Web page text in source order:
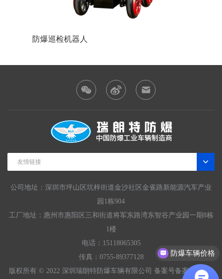
防爆巡检机器人
友情链接
公司地址：深圳市坪山区坑梓街道金沙社区金雀路新能源汽车产业
园1栋904
工厂地址：惠州市惠阳区三和街道将军东路湾东智谷产业园一期8栋
1楼
电话：15118065305
传真：0755-89377128
版权所有 © 2022 深圳瑞朗特防爆车辆有限公司 备案号备案号粤ICP
防爆车辆价格